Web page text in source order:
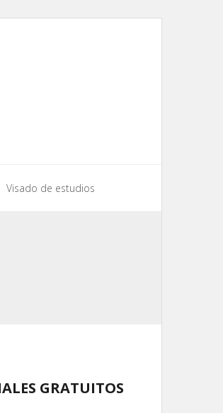
Visado de estudios
GRATUITOS